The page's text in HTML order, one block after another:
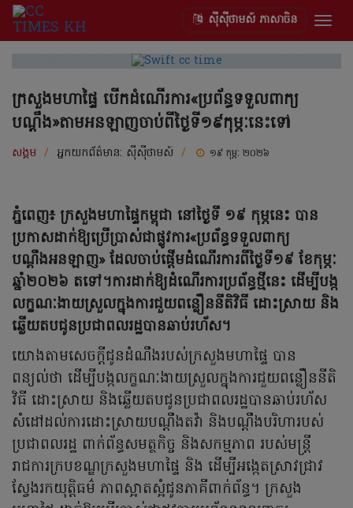
ស៊ីស៊ីថាមស៍ ភាសាចិន
ក្រសួងមហាផ្ទៃ បើកដំណើរការ«ប្រព័ន្ធទទួលពាក្យ
បណ្តឹង»តាមអនឡាញចាប់ពីថ្ងៃទី១៩កុម្ភៈនេះទៅ
សង្គម / អ្នកយកព័ត៌មាន: ស៊ីស៊ីថាមស៍ / ១៩ កុម្ភៈ ២០២៦
ភ្នំពេញ៖ ក្រសួងមហាផ្ទៃកម្ពុជា នៅថ្ងៃទី ១៩ កុម្ភនេះ បាន
ប្រកាសដាក់ឱ្យប្រើប្រាស់ជាផ្លូវការ«ប្រព័ន្ធទទួលពាក្យ
បណ្តឹងអនឡាញ» ដែលចាប់ផ្តើមដំណើរការពីថ្ងៃទី១៩ ខែកុម្ភៈ
ឆ្នាំ២០២៦ តទៅ។ការដាក់ឱ្យដំណើរការប្រព័ន្ធថ្មីនេះ ដើម្បីបង្ក
លក្ខណៈងាយស្រួលក្នុងការជួយពន្លឿននីតិវិធី ដោះស្រាយ និង
ឆ្លើយតបជូនប្រជាពលរដ្ឋបានឆាប់រហ័ស។
យោងតាមសេចក្តីជូនដំណឹងរបស់ក្រសួងមហាផ្ទៃ បាន
ពន្យល់ថា ដើម្បីបង្កលក្ខណៈងាយស្រួលក្នុងការជួយពន្លឿននីតិ
វិធី ដោះស្រាយ និងឆ្លើយតបជូនប្រជាពលរដ្ឋបានឆាប់រហ័ស
សំដៅដល់ការដោះស្រាយបណ្តឹងតវ៉ា និងបណ្តឹងបរិហារបស់
ប្រជាពលរដ្ឋ ពាក់ព័ន្ធសមត្ថកិច្ច និងសកម្មភាព របស់មន្ត្រី
រាជការក្របខណ្ឌក្រសួងមហាផ្ទៃ និង ដើម្បីអង្កេតស្រាវជ្រាវ
ស្វែងរកយុត្តិធម៌ ភាពស្អាតស្អំជូនភាគីពាក់ព័ន្ធ។ ក្រសួង